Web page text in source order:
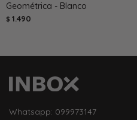
Geométrica - Blanco
$ 1.490
Whatsapp: 099973147